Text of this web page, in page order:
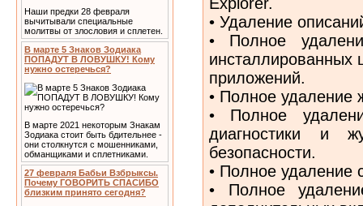
Наши предки 28 февраля
вычитывали специальные
молитвы от злословия и сплетен.
В марте 5 Знаков Зодиака
ПОПАДУТ В ЛОВУШКУ! Кому
нужно остеречься?
В марте 2021 некоторым Знакам
Зодиака стоит быть бдительнее -
они столкнутся с мошенниками,
обманщиками и сплетниками.
27 февраля Бабьи Взбрыксы.
Почему ГОВОРИТЬ СПАСИБО
близким принято сегодня?
• Удаление
• Полное
приложений.
• Полное удаление
• Полное
диагностики и
безопасности.
• Полное удаление
• Полное